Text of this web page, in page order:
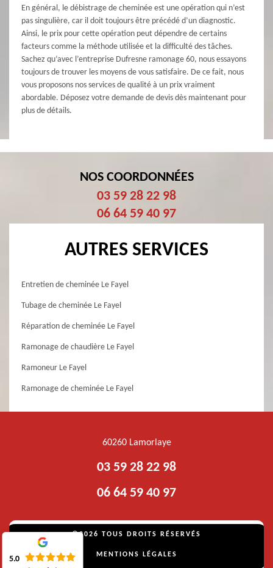
En général, le débistrage de cheminée est une opération qui n’est
pas singulière, car il doit toujours être précédé d’un diagnostic.
Ainsi, le prix pour cette opération peut dépendre de certains
facteurs comme la méthode utilisée et la difficulté des tâches.
Sachez qu’avec l’entreprise Dufresne ramonage 60, nous essayons
toujours de trouver les moyens de vous satisfaire. De ce fait, nous
vous proposons nos services de qualité à un prix vraiment
abordable. Déposez votre demande de devis dès maintenant pour
plus de détails.
NOS COORDONNÉES
03 59 28 22 98
06 64 59 40 97
AUTRES SERVICES
Entretien de cheminée Le Fayel
Tubage de cheminée Le Fayel
Réparation de cheminée Le Fayel
Ramonage de chaudière Le Fayel
Ramoneur Le Fayel
Ramonage de cheminée Le Fayel
60260 Lamorlaye
03 59 28 22 98
06 64 59 40 97
©2026 TOUS DROITS RÉSERVÉS
MENTIONS LÉGALES
5.0